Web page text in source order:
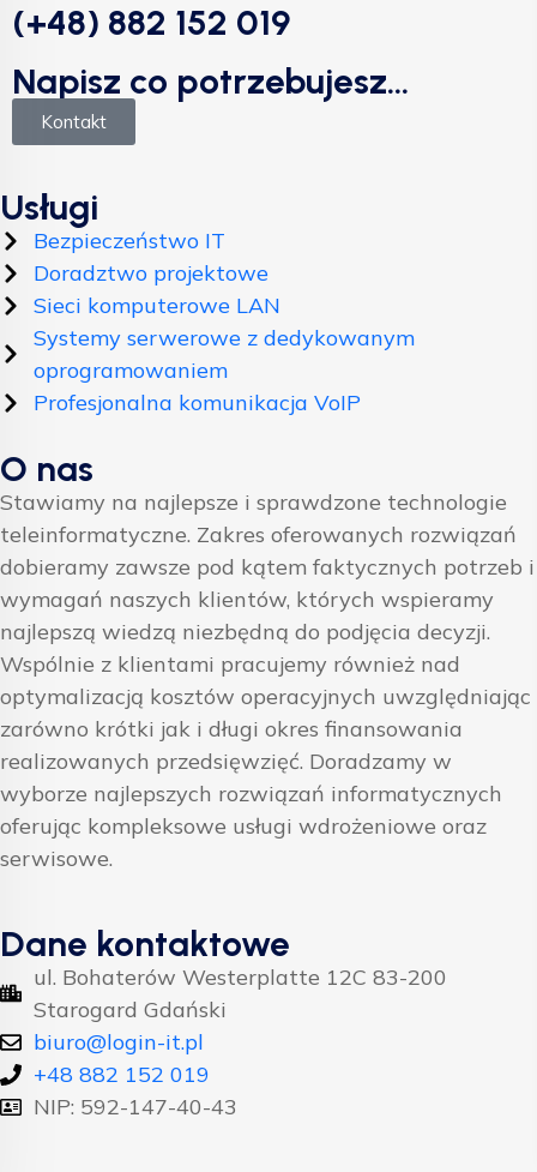
(+48) 882 152 019
Napisz co potrzebujesz...
Kontakt
Usługi
Bezpieczeństwo IT
Doradztwo projektowe
Sieci komputerowe LAN
Systemy serwerowe z dedykowanym
oprogramowaniem
Profesjonalna komunikacja VoIP
O nas
Stawiamy na najlepsze i sprawdzone technologie
teleinformatyczne. Zakres oferowanych rozwiązań
dobieramy zawsze pod kątem faktycznych potrzeb i
wymagań naszych klientów, których wspieramy
najlepszą wiedzą niezbędną do podjęcia decyzji.
Wspólnie z klientami pracujemy również nad
optymalizacją kosztów operacyjnych uwzględniając
zarówno krótki jak i długi okres finansowania
realizowanych przedsięwzięć. Doradzamy w
wyborze najlepszych rozwiązań informatycznych
oferując kompleksowe usługi wdrożeniowe oraz
serwisowe.
Dane kontaktowe
ul. Bohaterów Westerplatte 12C 83-200
Starogard Gdański
biuro@login-it.pl
+48 882 152 019
NIP: 592-147-40-43